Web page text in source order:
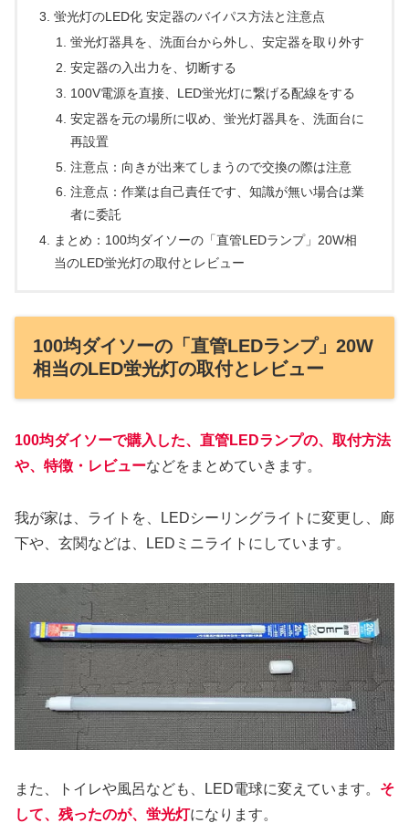
蛍光灯のLED化 安定器のバイパス方法と注意点
蛍光灯器具を、洗面台から外し、安定器を取り外す
安定器の入出力を、切断する
100V電源を直接、LED蛍光灯に繋げる配線をする
安定器を元の場所に収め、蛍光灯器具を、洗面台に
再設置
注意点：向きが出来てしまうので交換の際は注意
注意点：作業は自己責任です、知識が無い場合は業
者に委託
まとめ：100均ダイソーの「直管LEDランプ」20W相
当のLED蛍光灯の取付とレビュー
100均ダイソーの「直管LEDランプ」20W
相当のLED蛍光灯の取付とレビュー
100均ダイソーで購入した、直管LEDランプの、取付方法
や、特徴・レビューなどをまとめていきます。
我が家は、ライトを、LEDシーリングライトに変更し、廊
下や、玄関などは、LEDミニライトにしています。
また、トイレや風呂なども、LED電球に変えています。 そ
して、残ったのが、蛍光灯になります。